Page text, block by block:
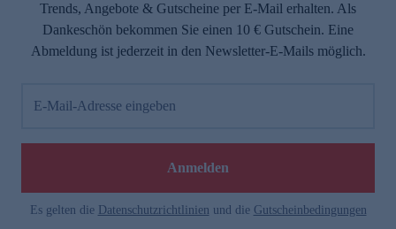
Trends, Angebote & Gutscheine per E-Mail erhalten. Als
Dankeschön bekommen Sie einen 10 € Gutschein. Eine
Abmeldung ist jederzeit in den Newsletter-E-Mails möglich.
E-Mail-Adresse eingeben
Anmelden
Es gelten die Datenschutzrichtlinien und die Gutscheinbedingungen